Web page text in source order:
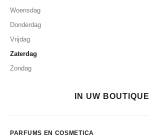
Woensdag
Donderdag
Vrijdag
Zaterdag
Zondag
IN UW BOUTIQUE
PARFUMS EN COSMETICA